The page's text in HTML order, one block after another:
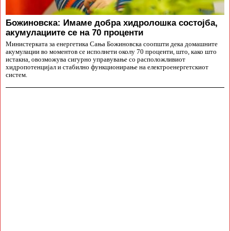
Божиновска: Имаме добра хидролошка состојба,
акумулациите се на 70 проценти
Министерката за енергетика Сања Божиновска соопшти дека домашните
акумулации во моментов се исполнети околу 70 проценти, што, како што
истакна, овозможува сигурно управување со расположливиот
хидропотенцијал и стабилно функционирање на електроенергетскиот
систем.